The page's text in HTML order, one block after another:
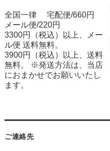
全国一律 宅配便/660円
メール便/220円
3300円（税込）以上、メー
ル便 送料無料。
3900円（税込）以上、送料
無料。 ※発送方法は、当店
におまかせでお願いいたし
ます。
ご連絡先